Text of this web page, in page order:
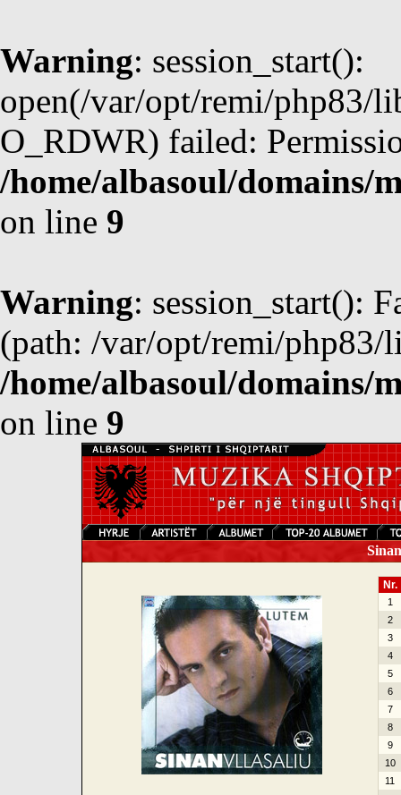
Warning: session_start():
open(/var/opt/remi/php83/
O_RDWR) failed:
/home/albasoul/domains/
on line 9
Warning: session_start():
(path: /var/opt/remi/php83/
/home/albasoul/domains/
on line 9
Nr.
1
2
3
4
5
6
7
8
9
10
11